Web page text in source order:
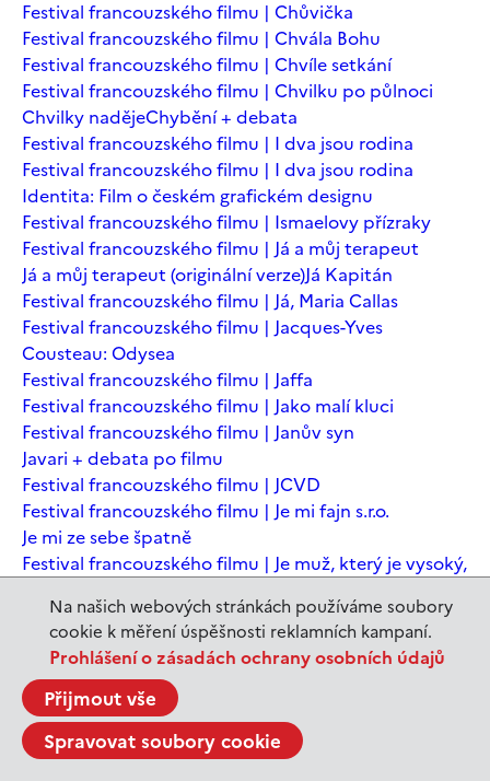
Na našich webových stránkách používáme soubory
cookie k měření úspěšnosti reklamních kampaní.
Prohlášení o zásadách ochrany osobních údajů
Přijmout vše
Spravovat soubory cookie
Festival francouzského filmu | Chůvička
Festival francouzského filmu | Chvála Bohu
Festival francouzského filmu | Chvíle setkání
Festival francouzského filmu | Chvilku po půlnoci
Chvilky nadějeChybění + debata
Festival francouzského filmu | I dva jsou rodina
Festival francouzského filmu | I dva jsou rodina
Identita: Film o českém grafickém designu
Festival francouzského filmu | Ismaelovy přízraky
Festival francouzského filmu | Já a můj terapeut
Já a můj terapeut (originální verze)Já Kapitán
Festival francouzského filmu | Já, Maria Callas
Festival francouzského filmu | Jacques-Yves
Cousteau: Odysea
Festival francouzského filmu | Jaffa
Festival francouzského filmu | Jako malí kluci
Festival francouzského filmu | Janův syn
Javari + debata po filmu
Festival francouzského filmu | JCVD
Festival francouzského filmu | Je mi fajn s.r.o.
Je mi ze sebe špatně
Festival francouzského filmu | Je muž, který je vysoký,
Chomským
Festival francouzského filmu | Je to jen konec světa
Festival francouzského filmu | Je to jen konec světa
Festival francouzského filmu | Jeanne du Barry -
Králova milenka
Jeanne du Barry – Králova milenka